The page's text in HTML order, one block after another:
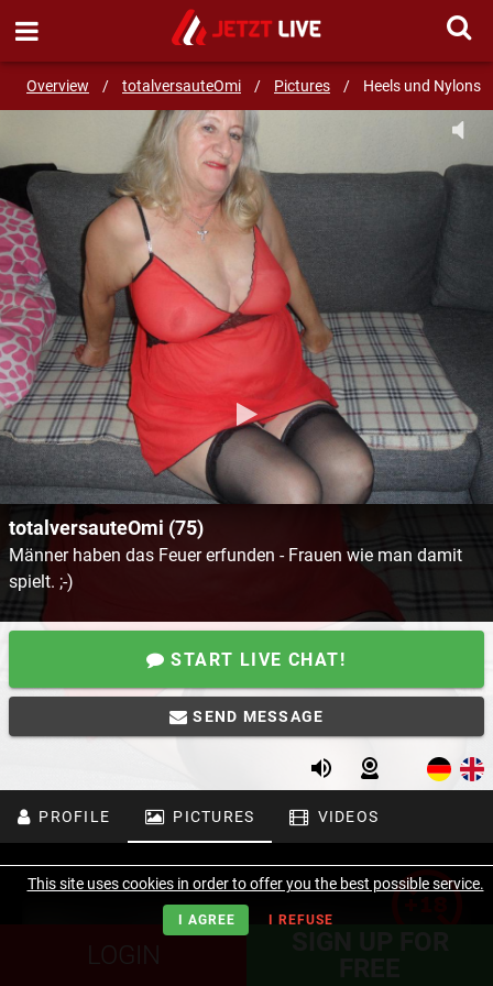
Overview / totalversauteOmi / Pictures / Heels und Nylons
SEND MESSAGE
totalversauteOmi (75)
Männer haben das Feuer erfunden - Frauen wie man damit
spielt. ;-)
START LIVE CHAT!
SEND MESSAGE
PROFILE PICTURES VIDEOS
LOGIN
This site uses cookies in order to offer you the best possible service.
I AGREE I REFUSE